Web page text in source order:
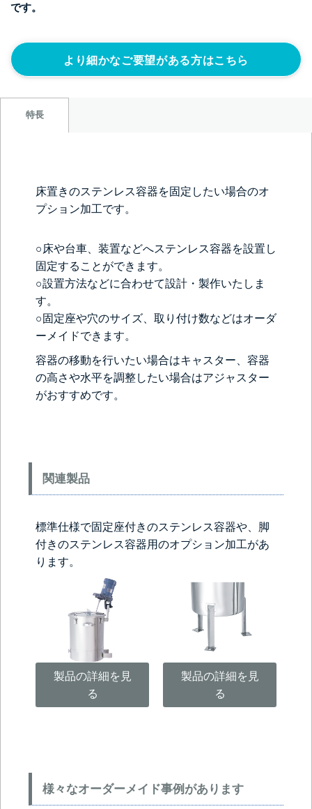
です。
より細かなご要望がある方はこちら
特長
床置きのステンレス容器を固定したい場合のオ
プション加工です。
○床や台車、装置などへステンレス容器を設置し
固定することができます。
○設置方法などに合わせて設計・製作いたしま
す。
○固定座や穴のサイズ、取り付け数などはオーダ
ーメイドできます。
容器の移動を行いたい場合はキャスター 、容器
の高さや水平を調整したい場合はアジャスター
がおすすめです。
関連製品
標準仕様で固定座付きのステンレス容器や、脚
付きのステンレス容器用のオプション加工があ
ります。
製品の詳細を見
る
製品の詳細を見
る
様々なオーダーメイド事例があります